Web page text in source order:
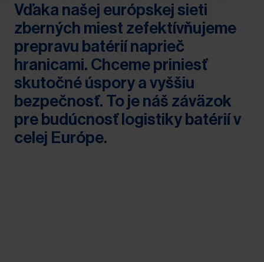
Vďaka našej európskej sieti
zberných miest zefektívňujeme
prepravu batérií naprieč
hranicami. Chceme priniesť
skutočné úspory a vyššiu
bezpečnosť. To je náš záväzok
pre budúcnosť logistiky batérií v
celej Európe.